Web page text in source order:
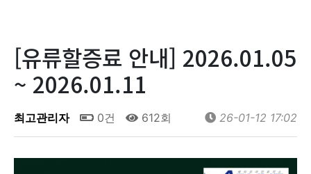
[유류할증료 안내] 2026.01.05
~ 2026.01.11
최고관리자 0건 612회 26-01-12 17:02